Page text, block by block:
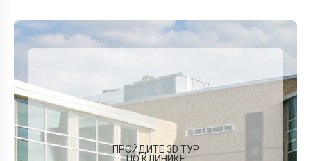
ПРОЙДИТЕ 3D ТУР